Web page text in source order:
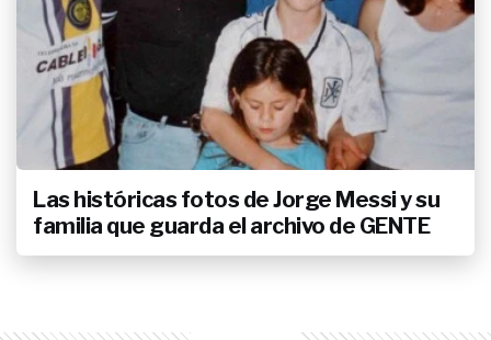
Las históricas fotos de Jorge Messi y su
familia que guarda el archivo de GENTE